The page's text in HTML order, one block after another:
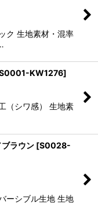
ク 生地素材・混率
KW1276]
（シワ感） 生地素
ラウン [S0028-
ーシブル生地 生地